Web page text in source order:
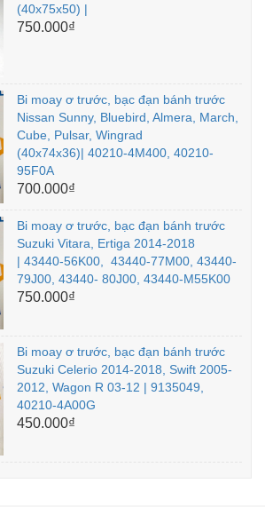
(40x75x50) |
750.000₫
Bi moay ơ trước, bạc đạn bánh trước
Nissan Sunny, Bluebird, Almera, March,
Cube, Pulsar, Wingrad
(40x74x36)| 40210-4M400, 40210-
95F0A
700.000₫
Bi moay ơ trước, bạc đạn bánh trước
Suzuki Vitara, Ertiga 2014-2018
| 43440-56K00, 43440-77M00, 43440-
79J00, 43440- 80J00, 43440-M55K00
750.000₫
Bi moay ơ trước, bạc đạn bánh trước
Suzuki Celerio 2014-2018, Swift 2005-
2012, Wagon R 03-12 | 9135049,
40210-4A00G
450.000₫